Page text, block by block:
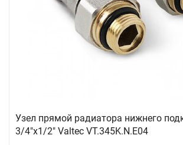
Узел прямой радиатора нижнего
3/4"х1/2" Valtec VT.345K.N.E04